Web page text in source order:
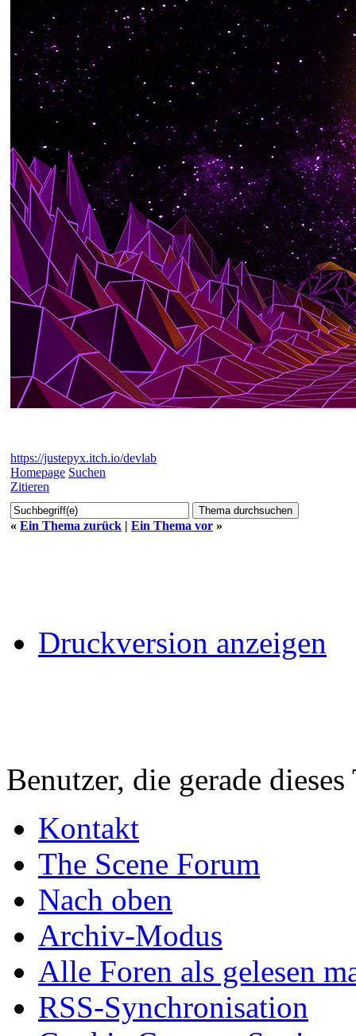
https://justepyx.itch.io/devlab
Homepage Suchen
Zitieren
« Ein Thema zurück | Ein Thema vor »
Druckversion anzeigen
Benutzer, die gerade
Kontakt
The Scene Forum
Nach oben
Archiv-Modus
Alle Foren als gelesen
RSS-Synchronisation